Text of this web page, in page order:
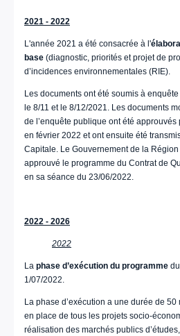
2021 - 2022
L'année 2021 a été consacrée à l'
base (diagnostic, priorités et projet de
d’incidences environnementales (RIE).
Les documents ont été soumis à
le 8/11 et le 8/12/2021. Les documents
de l’enquête publique ont été approuvés
en février 2022 et ont ensuite été
Capitale. Le Gouvernement de la
approuvé le programme du Contrat de
en sa séance du 23/06/2022.
2022 - 2026
2022
La phase d’exécution du programme
1/07/2022.
La phase d’exécution a une durée de
en place de tous les projets socio-
réalisation des marchés publics